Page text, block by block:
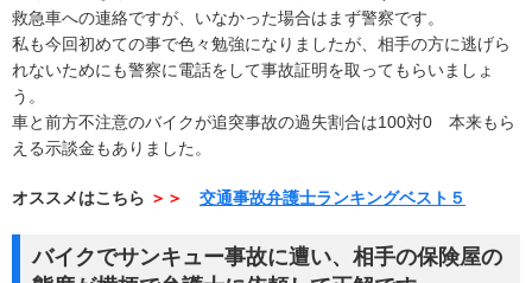
救急車への連絡ですが、いなかった場合はまず警察です。
私も今回初めての事で色々勉強になりましたが、相手の方に逃げら
れないためにも警察に電話をして事故証明を取ってもらいましょ
う。
車と前方不注意のバイクが追突事故の過失割合は100対0 本来もら
える示談金もありました。
オススメはこちら ＞＞ 交通事故弁護士ランキングベスト５
バイクでサンキュー事故に遭い、相手の保険屋の